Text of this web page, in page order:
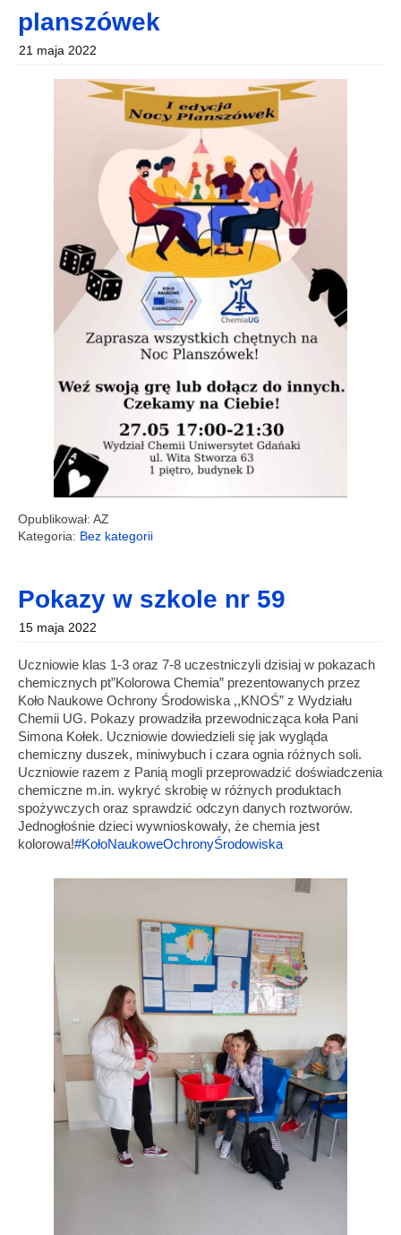
planszówek
21 maja 2022
Opublikował: AZ
Kategoria: Bez kategorii
Pokazy w szkole nr 59
15 maja 2022
Uczniowie klas 1-3 oraz 7-8 uczestniczyli dzisiaj w pokazach
chemicznych pt”Kolorowa Chemia” prezentowanych przez
Koło Naukowe Ochrony Środowiska ,,KNOŚ” z Wydziału
Chemii UG. Pokazy prowadziła przewodnicząca koła Pani
Simona Kołek. Uczniowie dowiedzieli się jak wygląda
chemiczny duszek, miniwybuch i czara ognia różnych soli.
Uczniowie razem z Panią mogli przeprowadzić doświadczenia
chemiczne m.in. wykryć skrobię w różnych produktach
spożywczych oraz sprawdzić odczyn danych roztworów.
Jednogłośnie dzieci wywnioskowały, że chemia jest
kolorowa!#KołoNaukoweOchronyŚrodowiska